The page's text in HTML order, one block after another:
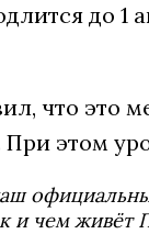
до 1
что это
При этом
и чем живёт